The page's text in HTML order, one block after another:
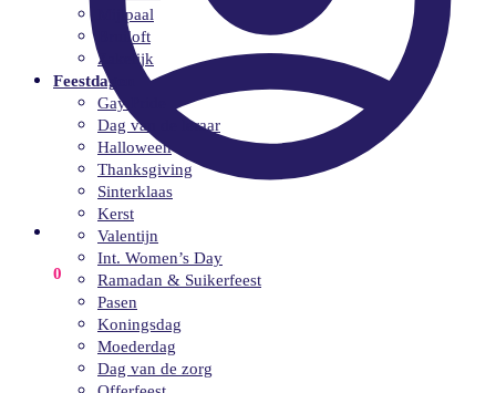
0
Mijlpaal
Bruiloft
Zakelijk
Feestdagen
Gay Pride
Dag van de leraar
Halloween
Thanksgiving
Sinterklaas
Kerst
Valentijn
Int. Women’s Day
Ramadan & Suikerfeest
Pasen
Koningsdag
Moederdag
Dag van de zorg